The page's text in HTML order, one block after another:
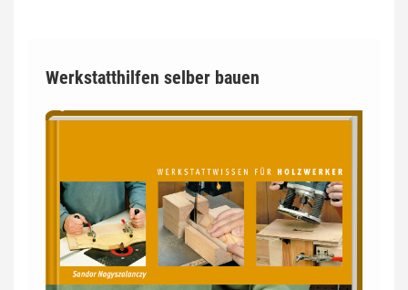
Werkstatthilfen selber bauen